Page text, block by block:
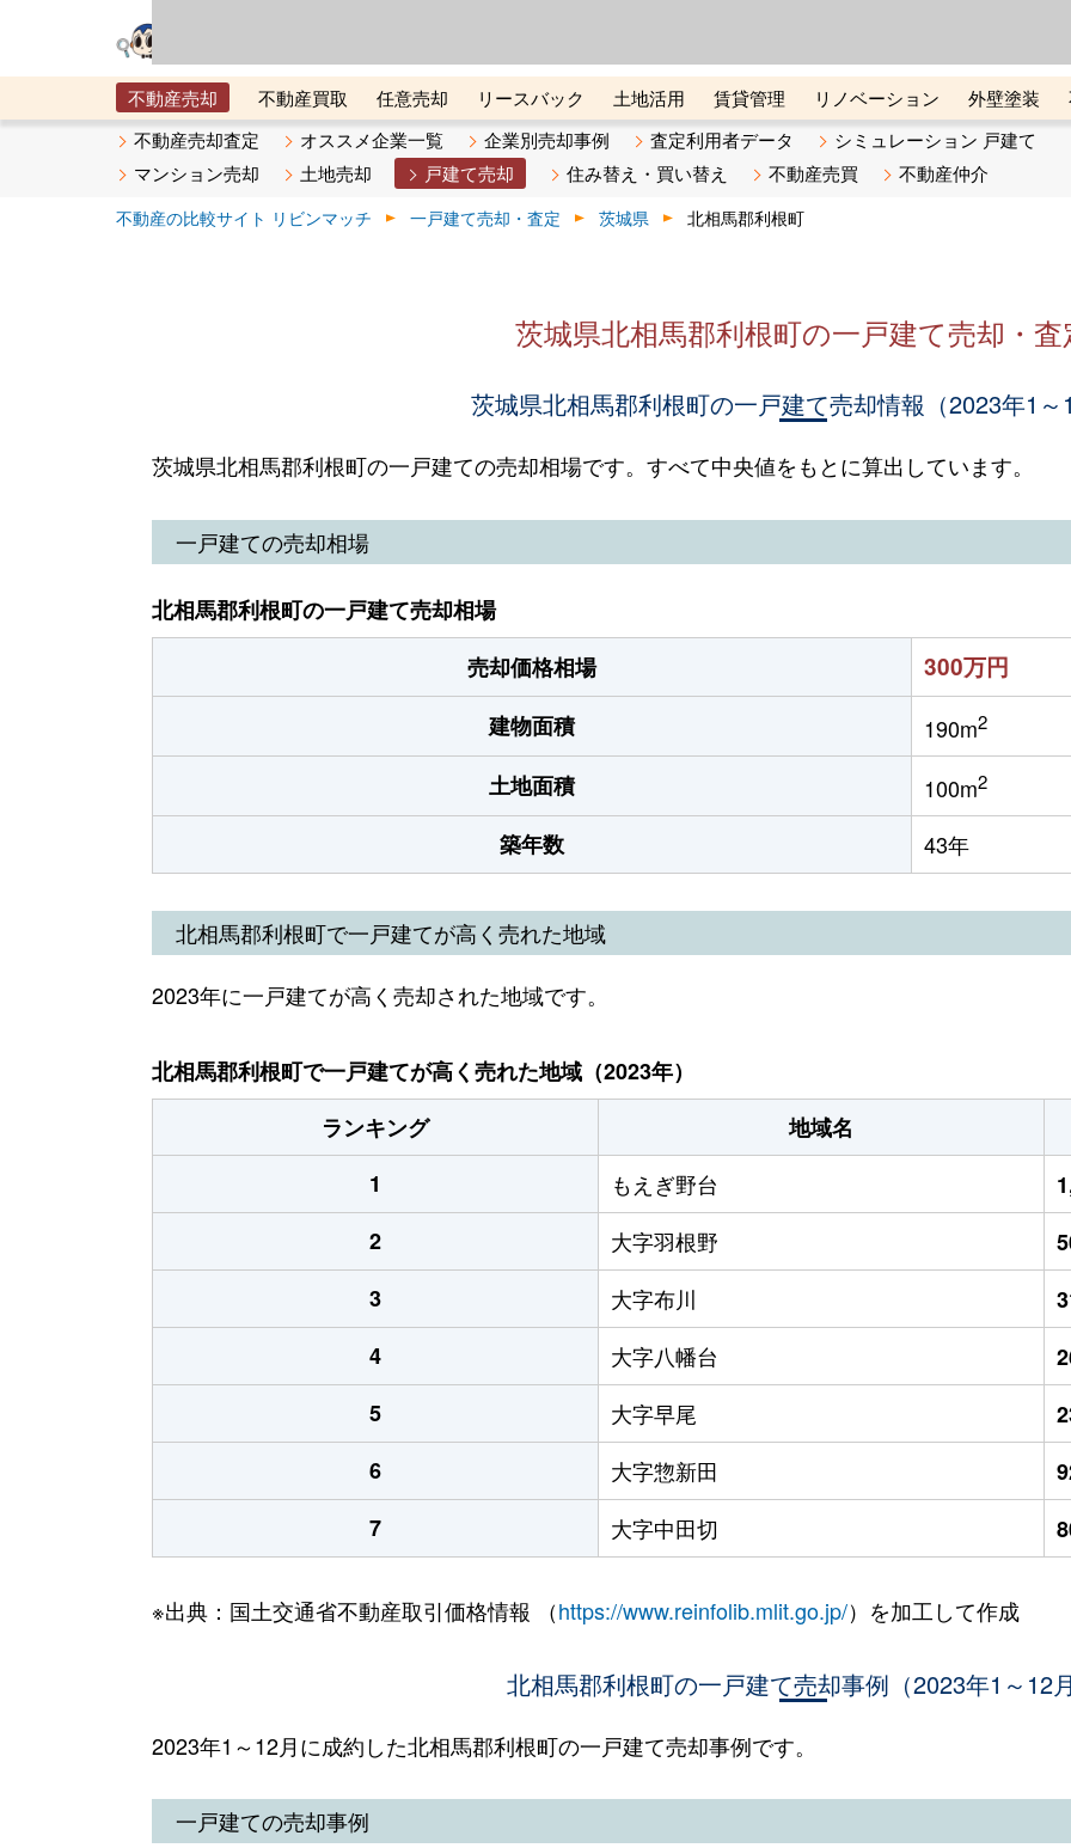
不動産売却 不動産買取 任意売却 リースバック 土地活用 賃貸管理 リノベーション 外壁塗装
メタ住宅展示場
ベスト不動産カンパニー オンライン講座 リビンマガジンBiz 不動産売却ご相談デスク
不動産売却査定 オススメ企業一覧 企業別売却事例 査定利用者データ
シミュレーション 戸建て
マンション売却
土地売却 戸建て売却 住み替え・買い替え 不動産売買 不動産仲介
不動産の比較サイト リビンマッチ 一戸建て売却・査定 茨城県 北相馬郡利根町
茨城県北相馬郡利根町の一戸建て売却・査
茨城県北相馬郡利根町の一戸建て売却情報（2023年1～
茨城県北相馬郡利根町の一戸建ての売却相場です。すべて中央値をもとに算出しています。
一戸建ての売却相場
北相馬郡利根町の一戸建て売却相場
売却価格相場
300万円
建物面積 190m2
土地面積 100m2
築年数 43年
北相馬郡利根町で一戸建てが高く売れた地域
2023年に一戸建てが高く売却された地域です。
北相馬郡利根町で一戸建てが高く売れた地域（2023年）
ランキング
地域名
1
もえぎ野台
2
大字羽根野
3
大字布川
4
大字八幡台
5
大字早尾
6
大字惣新田
7
大字中田切
※出典：国土交通省不動産取引価格情報 （https://www.reinfolib.mlit.go.jp/）を加工して作成
北相馬郡利根町の一戸建て売却事例（2023年1～12月
2023年1～12月に成約した北相馬郡利根町の一戸建て売却事例です。
一戸建ての売却事例